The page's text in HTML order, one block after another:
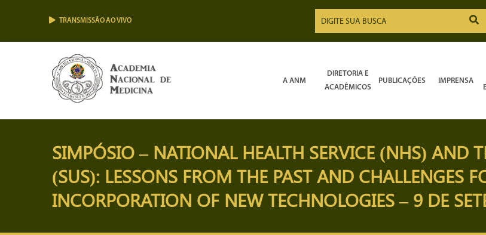
TRANSMISSÃO AO VIVO
A ANM
DIRETORIA E
ACADÊMICOS
PUBLICAÇÕES IMPRENSA
SIMPÓSIO – NATIONAL HEALTH SERVICE (NHS) AND
(SUS): LESSONS FROM THE PAST AND CHALLENGES
INCORPORATION OF NEW TECHNOLOGIES – 9 DE